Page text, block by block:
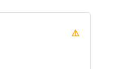
⚠️